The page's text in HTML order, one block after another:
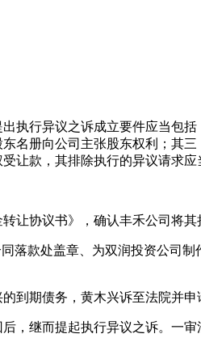
执行异议之诉成立要件应当包
名册向公司主张股东权利；其
让款，其排除执行的异议请求应
让协议书》，确认丰禾公司将
落款处盖章、为双润投资公司
到期债务，黄木兴诉至法院并
，继而提起执行异议之诉。一